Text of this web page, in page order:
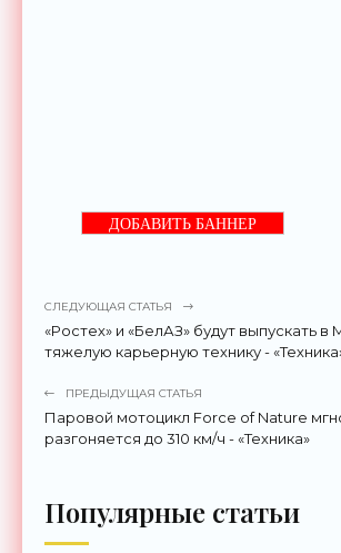
ДОБАВИТЬ БАННЕР
СЛЕДУЮЩАЯ СТАТЬЯ
«Ростех» и «БелАЗ» будут выпускать в
тяжелую карьерную технику -
ПРЕДЫДУЩАЯ СТАТЬЯ
Паровой мотоцикл Force of Nature
разгоняется до 310 км/ч - «Техника»
Популярные статьи